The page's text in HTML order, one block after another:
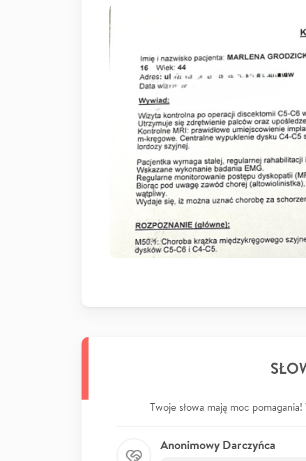
Twoje słowa mają moc
Anonimowy Darczyńca